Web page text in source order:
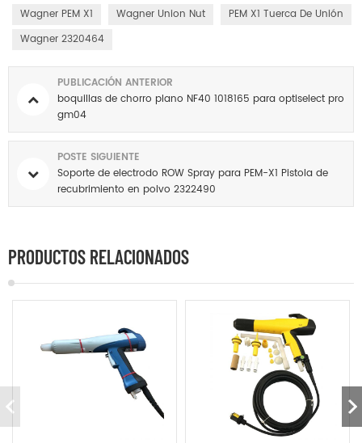
Wagner PEM X1
Wagner Union Nut
PEM X1 Tuerca De Unión
Wagner 2320464
PUBLICACIÓN ANTERIOR
boquillas de chorro plano NF40 1018165 para optiselect pro
gm04
POSTE SIGUIENTE
Soporte de electrodo ROW Spray para PEM-X1 Pistola de
recubrimiento en polvo 2322490
PRODUCTOS RELACIONADOS